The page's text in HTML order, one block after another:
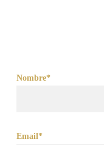
Nombre*
Email*